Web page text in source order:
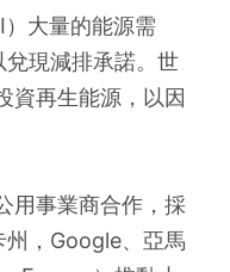
大量的能源需
現減排承諾。世
資再生能源，以因
用事業商合作，採
州，Google、亞馬